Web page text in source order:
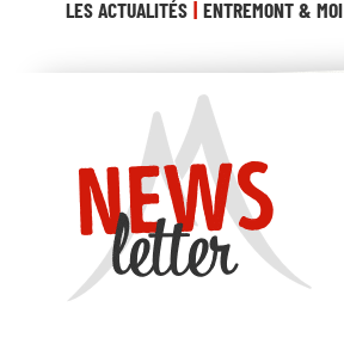
LES ACTUALITÉS ENTREMONT & MOI